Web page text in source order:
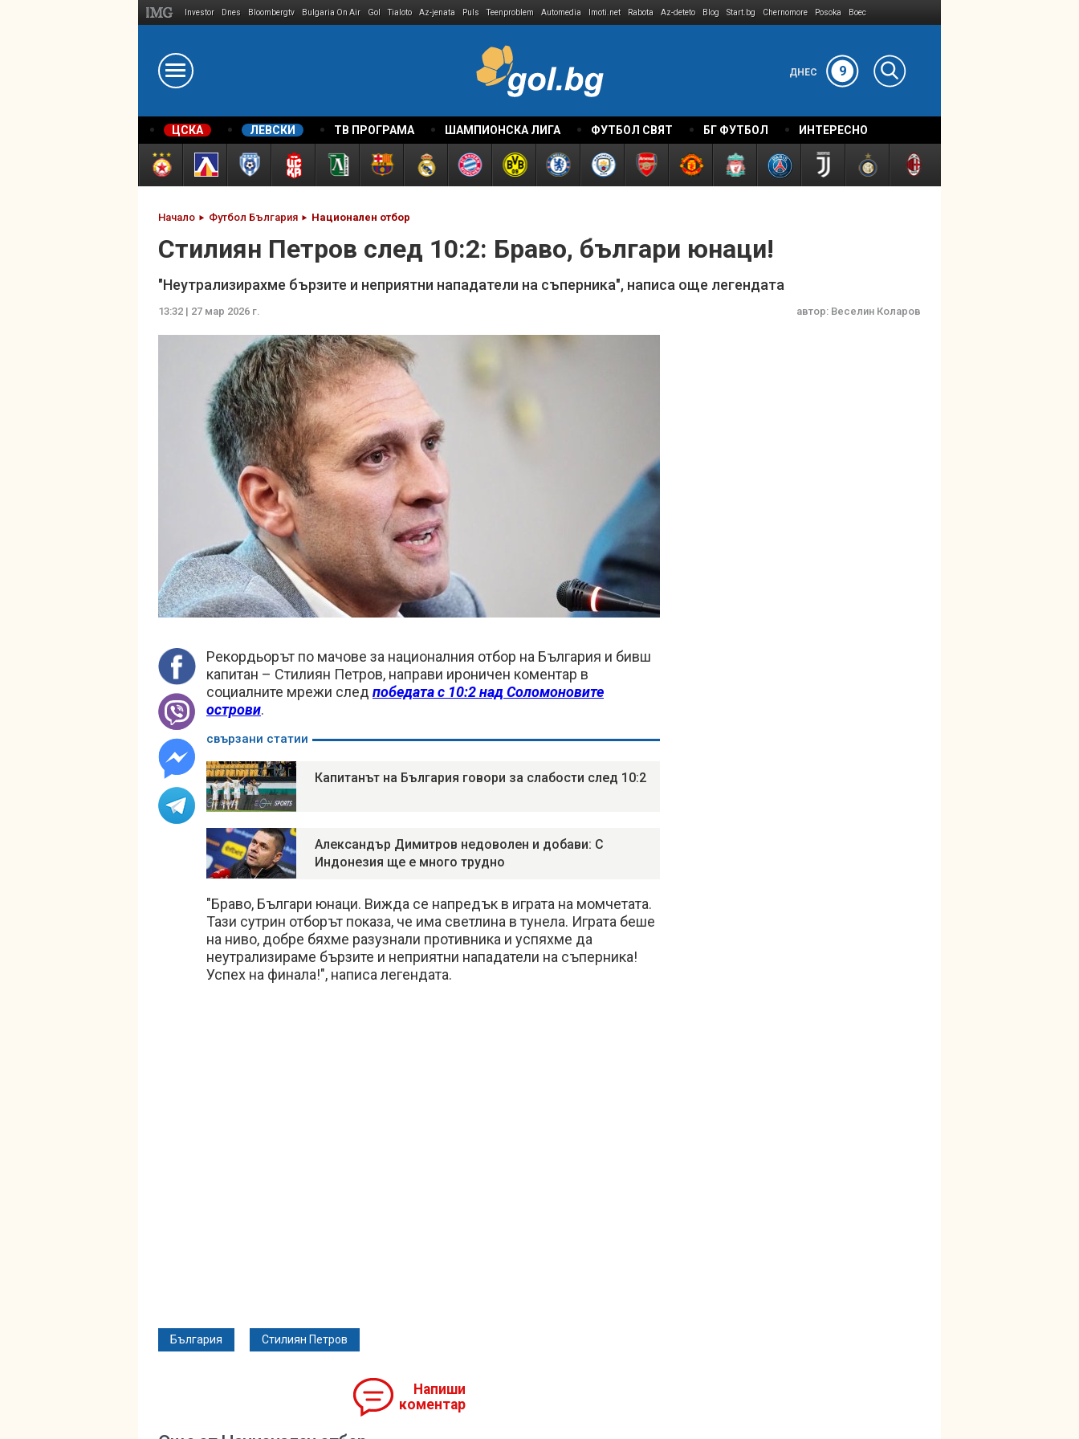
Investor Dnes Bloombergtv Bulgaria On Air Gol Tialoto Az-jenata Puls Teenproblem Automedia Imoti.net Rabota Az-deteto Blog Start.bg Chernomore Posoka Boec
ДНЕС 9
ЦСКА ЛЕВСКИ ТВ ПРОГРАМА ШАМПИОНСКА ЛИГА ФУТБОЛ СВЯТ БГ ФУТБОЛ ИНТЕРЕСНО
Начало Футбол България Национален отбор
Стилиян Петров след 10:2: Браво, българи юнаци!
"Неутрализирахме бързите и неприятни нападатели на съперника", написа още легендата
13:32 | 27 мар 2026 г. автор: Веселин Коларов
Рекордьорът по мачове за националния отбор на България и бивш
капитан – Стилиян Петров, направи ироничен коментар в
социалните мрежи след победата с 10:2 над Соломоновите
острови.
свързани статии
Капитанът на България говори за слабости след 10:2
Александър Димитров недоволен и добави: С
Индонезия ще е много трудно
"Браво, Българи юнаци. Вижда се напредък в играта на момчетата.
Тази сутрин отборът показа, че има светлина в тунела. Играта беше
на ниво, добре бяхме разузнали противника и успяхме да
неутрализираме бързите и неприятни нападатели на съперника!
Успех на финала!", написа легендата.
България Стилиян Петров
Напиши
коментар